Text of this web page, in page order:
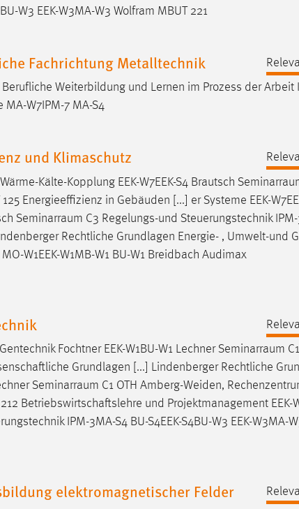
W3 EEK-W3MA-W3 Wolfram MBUT 221
Fachrichtung Metalltechnik
Berufliche Weiterbildung und Lernen im Prozess der Arbeit
W7IPM-7 MA-S4
und Klimaschutz
Kälte-Kopplung EEK-W7EEK-S4 Brautsch
Energieeffizienz in Gebäuden [...] er Systeme EEK-
Seminarraum C3 Regelungs-und Steuerungstechnik
Rechtliche Grundlagen Energie- , Umwelt-und
W1EEK-W1MB-W1 BU-W1 Breidbach Audimax
Fochtner EEK-W1BU-W1 LechnerSeminarraum
Grundlagen [...] Lindenberger Rechtliche
Seminarraum C1 OTH Amberg-Weiden,
Betriebswirtschaftslehre und Projektmanagement EEK-
IPM-3MA-S4 BU-S4EEK-S4BU-W3 EEK-W3MA-
elektromagnetischer Felder